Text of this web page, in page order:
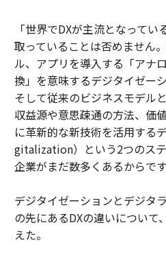
「世界でDXが主流となって
取っていることは否めません
ル、アプリを導入する「アナ
換」を意味するデジタイゼー
そして従来のビジネスモデル
収益源や意思疎通の方法、価
に革新的な新技術を活用する
gitalization）という2つのス
企業がまだ数多くあるからです
デジタイゼーションとデジタ
の先にあるDXの違いについて
えた。